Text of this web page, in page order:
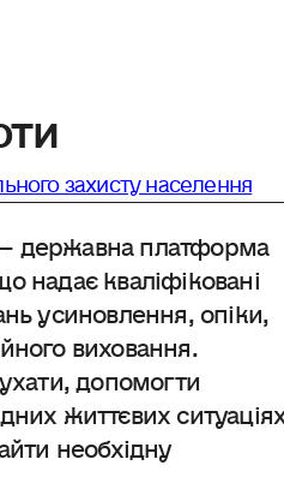
захисту населення
державна платформа
надає кваліфіковані
усиновлення, опіки,
виховання.
допомогти
життєвих
необхідну